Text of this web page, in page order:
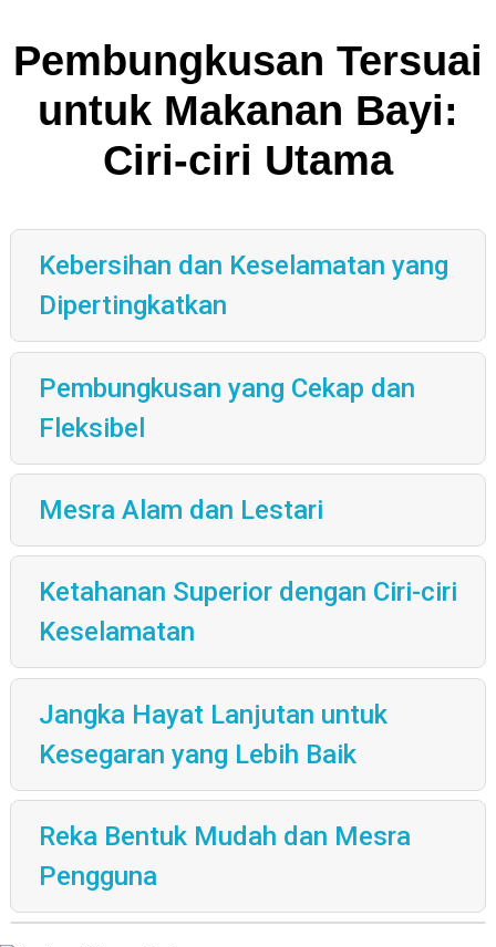
Pembungkusan Tersuai
untuk Makanan Bayi:
Ciri-ciri Utama
Kebersihan dan Keselamatan yang
Dipertingkatkan
Pembungkusan yang Cekap dan
Fleksibel
Mesra Alam dan Lestari
Ketahanan Superior dengan Ciri-ciri
Keselamatan
Jangka Hayat Lanjutan untuk
Kesegaran yang Lebih Baik
Reka Bentuk Mudah dan Mesra
Pengguna